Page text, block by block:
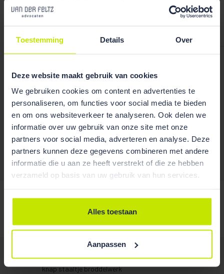
Toestemming Details Over
Deze website maakt gebruik van cookies
We gebruiken cookies om content en advertenties te
personaliseren, om functies voor social media te bieden
en om ons websiteverkeer te analyseren. Ook delen we
informatie over uw gebruik van onze site met onze
partners voor social media, adverteren en analyse. Deze
partners kunnen deze gegevens combineren met andere
informatie die u aan ze heeft verstrekt of die ze hebben
verzameld op basis van uw gebruik van hun services.
Alles toestaan
Aanpassen
Bekijk team
Publicaties
/
Belastingblad 2024/203
via de Wet versterking regie volkshuisvesting: een
knap staaltje broddelwerk